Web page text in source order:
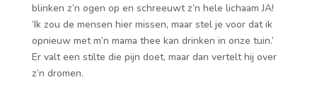
blinken z’n ogen op en schreeuwt z’n hele lichaam JA!
‘Ik zou de mensen hier missen, maar stel je voor dat ik
opnieuw met m’n mama thee kan drinken in onze tuin.’
Er valt een stilte die pijn doet, maar dan vertelt hij over
z’n dromen.